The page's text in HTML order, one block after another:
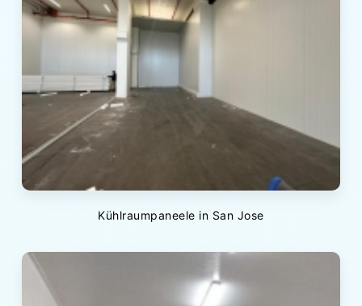
Kühlraumpaneele in San Jose